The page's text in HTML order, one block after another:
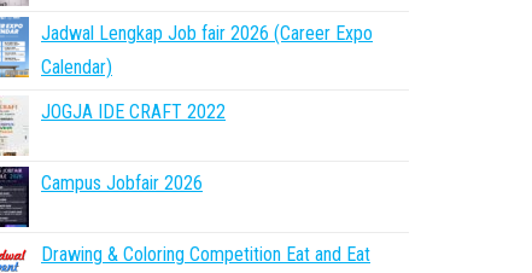
Jadwal Lengkap Job fair 2026 (Career Expo
Calendar)
JOGJA IDE CRAFT 2022
Campus Jobfair 2026
Drawing & Coloring Competition Eat and Eat